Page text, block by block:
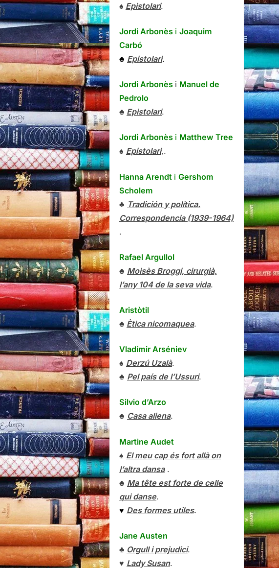
♠ Epistolari.
Jordi Arbonès i Joaquim
Carbó
♣ Epistolari.
Jordi Arbonès i Manuel de
Pedrolo
♣ Epistolari.
Jordi Arbonès i Matthew Tree
♠ Epistolari,.
Hanna Arendt i Gershom
Scholem
♣ Tradición y política.
Correspondencia (1939-1964)
.
Rafael Argullol
♣ Moisès Broggi, cirurgià,
l’any 104 de la seva vida.
Aristòtil
♣ Ètica nicomaquea.
Vladímir Arséniev
♠ Derzú Uzalà.
♣ Pel país de l’Ussuri.
Silvio d’Arzo
♣ Casa aliena.
Martine Audet
♠ El meu cap és fort allà on
l’altra dansa.
♣ Ma tête est forte de celle
qui danse.
♥ Des formes utiles.
Jane Austen
♣ Orgull i prejudici.
♥ Lady Susan.